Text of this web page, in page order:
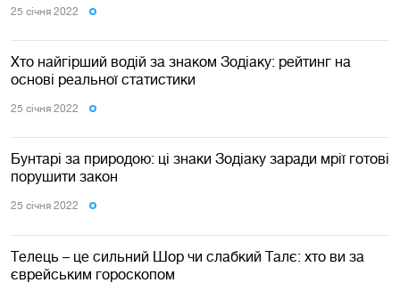
25 сiчня 2022
Хто найгірший водій за знаком Зодіаку: рейтинг на
основі реальної статистики
25 сiчня 2022
Бунтарі за природою: ці знаки Зодіаку заради мрії готові
порушити закон
25 сiчня 2022
Телець – це сильний Шор чи слабкий Талє: хто ви за
єврейським гороскопом